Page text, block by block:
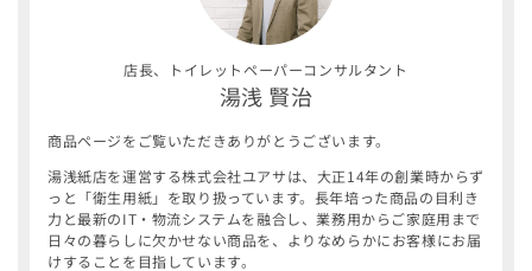
店長、トイレットペーパーコンサルタント
湯浅 賢治
商品ページをご覧いただきありがとうございます。
湯浅紙店を運営する株式会社ユアサは、大正14年の創業時からず
っと「衛生用紙」を取り扱っています。長年培った商品の目利き
力と最新のIT・物流システムを融合し、業務用からご家庭用まで
日々の暮らしに欠かせない商品を、よりなめらかにお客様にお届
けすることを目指しています。